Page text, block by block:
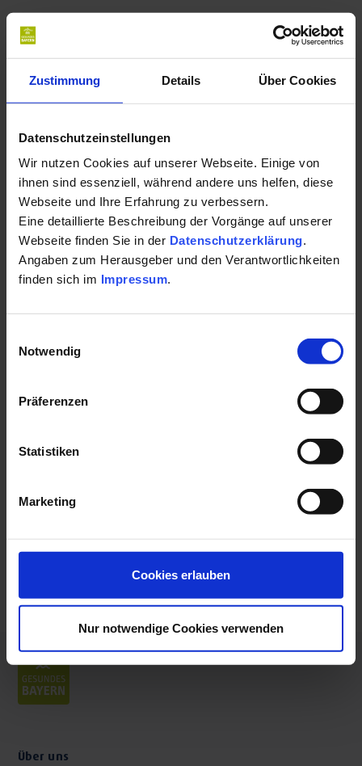
Zustimmung Details Über Cookies
Datenschutzeinstellungen
Wir nutzen Cookies auf unserer Webseite. Einige von
ihnen sind essenziell, während andere uns helfen, diese
Webseite und Ihre Erfahrung zu verbessern.
Eine detaillierte Beschreibung der Vorgänge auf unserer
Webseite finden Sie in der Datenschutzerklärung.
Angaben zum Herausgeber und den Verantwortlichkeiten
finden sich im Impressum.
Notwendig
Präferenzen
Statistiken
Marketing
Cookies erlauben
Nur notwendige Cookies verwenden
1. Wer hat einen Anspruch auf einen
Kuraufenthalt?
2. Der ärztliche Befund
3. Antrag stellen
4. Antrag wird geprüft
5. Genehmigung
Über uns